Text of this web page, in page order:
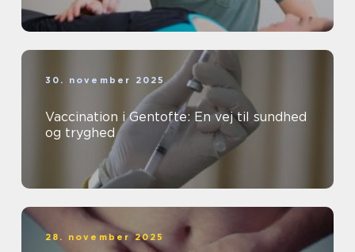
30. november 2025
Vaccination i Gentofte: En vej til sundhed
og tryghed
28. november 2025